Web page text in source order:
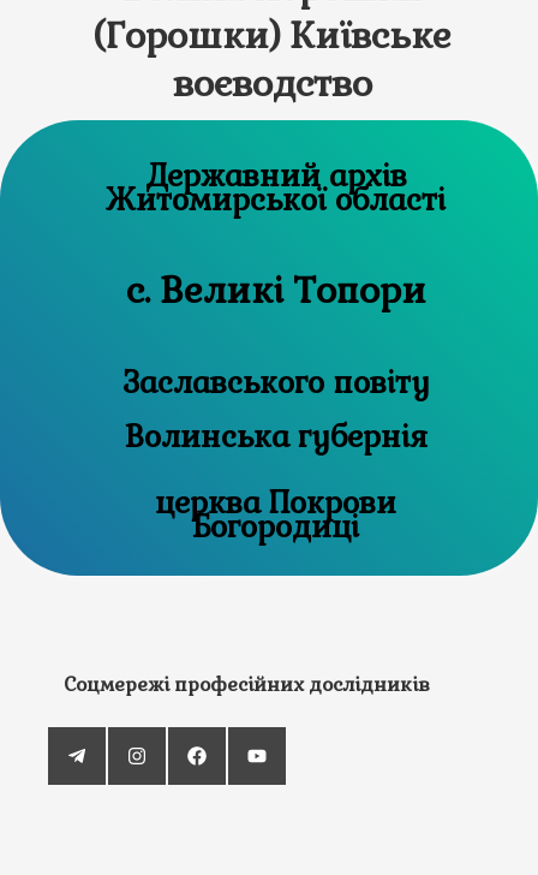
(Горошки) Київське
воєводство
Державний архів
Житомирської області
с. Великі Топори
Заславського повіту
Волинська губернія
церква Покрови
Богородиці
Соцмережі професійних дослідників